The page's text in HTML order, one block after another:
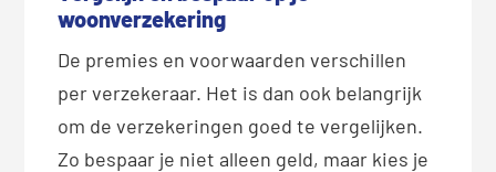
woonverzekering
De premies en voorwaarden verschillen
per verzekeraar. Het is dan ook belangrijk
om de verzekeringen goed te vergelijken.
Zo bespaar je niet alleen geld, maar kies je